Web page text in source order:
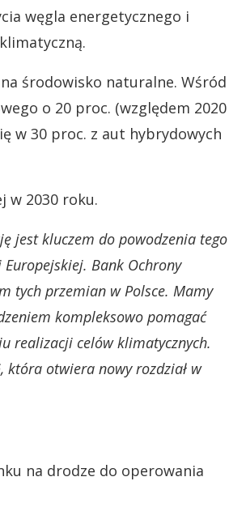
węgla energetycznego i
środowisko naturalne. Wśród
o 20 proc. (względem 2020
w 30 proc. z aut hybrydowych
w 2030 roku.
jest kluczem do powodzenia tego
Bank Ochrony
tych przemian w Polsce. Mamy
kompleksowo pomagać
realizacji celów klimatycznych.
która otwiera nowy rozdział w
na drodze do operowania